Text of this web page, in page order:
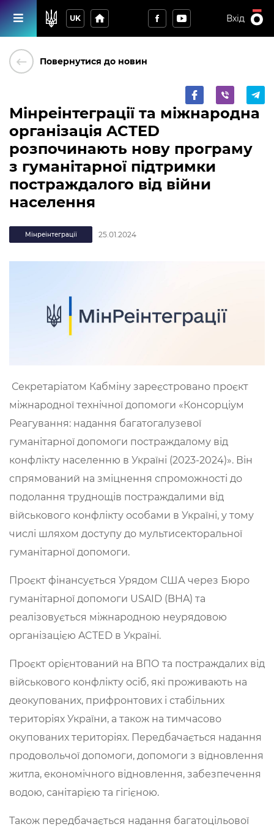
UK home Вхід
keyboard_backspace Повернутися до новин
Мінреінтеграції та міжнародна
організація ACTED
розпочинають нову програму
з гуманітарної підтримки
постраждалого від війни
населення
Мінреінтеграції 25.01.2024
Секретаріатом Кабміну зареєстровано проєкт
міжнародної технічної допомоги «Консорціум
Реагування: надання багатогалузевої
гуманітарної допомоги постраждалому від
конфлікту населенню в Україні (2023-2024)». Він
спрямований на зміцнення спроможності до
подолання труднощів постраждалими від
військового конфлікту особами в Україні, у тому
числі шляхом доступу до мультисекторальної
гуманітарної допомоги.
Проєкт фінансується Урядом США через Бюро
гуманітарної допомоги USAID (BHA) та
реалізовується міжнародною неурядовою
організацією ACTED в Україні.
Проєкт орієнтований на ВПО та постраждалих від
військового конфлікту осіб, які проживають на
деокупованих, прифронтових і стабільних
територіях України, а також на тимчасово
окупованих територіях. Передбачається надання
продовольчої допомоги, допомоги з відновлення
житла, економічного відновлення, забезпечення
водою, санітарією та гігієною.
Також передбачається надання багатоцільової